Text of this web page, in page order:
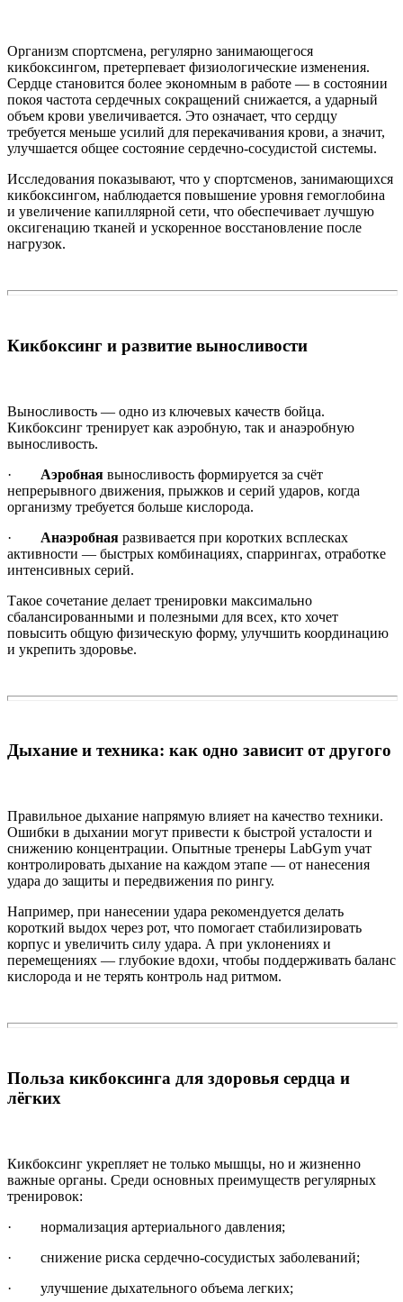
Организм спортсмена, регулярно занимающегося
кикбоксингом, претерпевает физиологические изменения.
Сердце становится более экономным в работе — в состоянии
покоя частота сердечных сокращений снижается, а ударный
объем крови увеличивается. Это означает, что сердцу
требуется меньше усилий для перекачивания крови, а значит,
улучшается общее состояние сердечно-сосудистой системы.
Исследования показывают, что у спортсменов, занимающихся
кикбоксингом, наблюдается повышение уровня гемоглобина
и увеличение капиллярной сети, что обеспечивает лучшую
оксигенацию тканей и ускоренное восстановление после
нагрузок.
Кикбоксинг и развитие выносливости
Выносливость — одно из ключевых качеств бойца.
Кикбоксинг тренирует как аэробную, так и анаэробную
выносливость.
· Аэробная выносливость формируется за счёт
непрерывного движения, прыжков и серий ударов, когда
организму требуется больше кислорода.
· Анаэробная развивается при коротких всплесках
активности — быстрых комбинациях, спаррингах, отработке
интенсивных серий.
Такое сочетание делает тренировки максимально
сбалансированными и полезными для всех, кто хочет
повысить общую физическую форму, улучшить координацию
и укрепить здоровье.
Дыхание и техника: как одно зависит от другого
Правильное дыхание напрямую влияет на качество техники.
Ошибки в дыхании могут привести к быстрой усталости и
снижению концентрации. Опытные тренеры LabGym учат
контролировать дыхание на каждом этапе — от нанесения
удара до защиты и передвижения по рингу.
Например, при нанесении удара рекомендуется делать
короткий выдох через рот, что помогает стабилизировать
корпус и увеличить силу удара. А при уклонениях и
перемещениях — глубокие вдохи, чтобы поддерживать баланс
кислорода и не терять контроль над ритмом.
Польза кикбоксинга для здоровья сердца и
лёгких
Кикбоксинг укрепляет не только мышцы, но и жизненно
важные органы. Среди основных преимуществ регулярных
тренировок:
· нормализация артериального давления;
· снижение риска сердечно-сосудистых заболеваний;
· улучшение дыхательного объема легких;